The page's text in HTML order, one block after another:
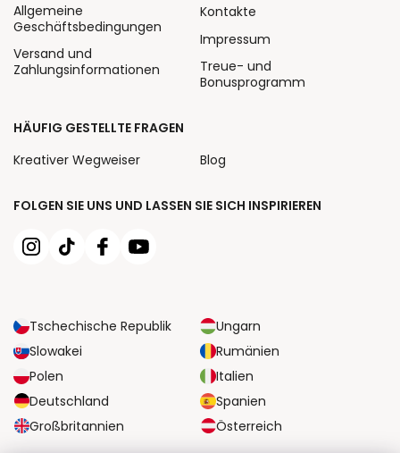
FOLGEN SIE UNS UND LASSEN SIE SICH INSPIRIEREN
Tschechische Republik
Ungarn
Slowakei
Rumänien
Polen
Italien
Deutschland
Spanien
Großbritannien
Österreich
Allgemeine
Geschäftsbedingungen
Versand und
Zahlungsinformationen
Kontakte
Impressum
Treue- und
Bonusprogramm
HÄUFIG GESTELLTE FRAGEN
Kreativer Wegweiser
Blog